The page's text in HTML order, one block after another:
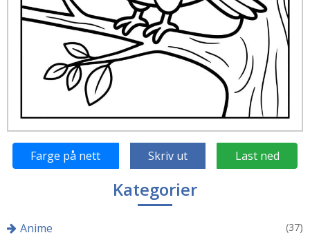
Farge på nett Skriv ut Last ned
Kategorier
Anime (37)